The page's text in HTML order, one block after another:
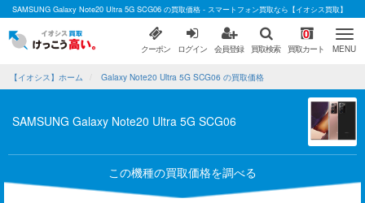
SAMSUNG Galaxy Note20 Ultra 5G SCG06 の買取価格 - スマートフォン買取なら【イオシス買取】
クーポン ログイン 会員登録 買取検索
0
買取カート MENU
【イオシス】ホーム Galaxy Note20 Ultra 5G SCG06 の買取価格
SAMSUNG Galaxy Note20 Ultra 5G SCG06
この機種の買取価格を調べる